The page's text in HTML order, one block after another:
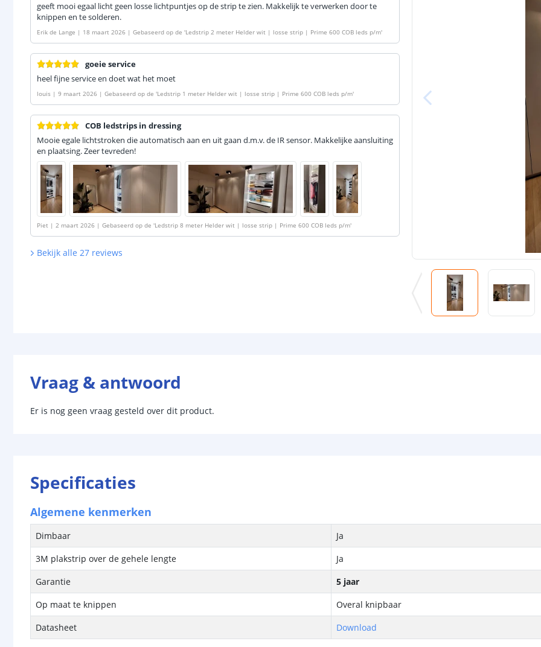
geeft mooi egaal licht geen losse lichtpuntjes op de strip te zien. Makkelijk te verwerken door te
knippen en te solderen.
Erik de Lange | 18 maart 2026 | Gebaseerd op de 'Ledstrip 2 meter Helder wit | losse strip | Prime 600 COB leds p/m'
goeie service
heel fijne service en doet wat het moet
louis | 9 maart 2026 | Gebaseerd op de 'Ledstrip 1 meter Helder wit | losse strip | Prime 600 COB leds p/m'
COB ledstrips in dressing
Mooie egale lichtstroken die automatisch aan en uit gaan d.m.v. de IR sensor. Makkelijke aansluiting
en plaatsing. Zeer tevreden!
Piet | 2 maart 2026 | Gebaseerd op de 'Ledstrip 8 meter Helder wit | losse strip | Prime 600 COB leds p/m'
Bekijk alle 27 reviews
Vraag & antwoord
Er is nog geen vraag gesteld over dit product.
Specificaties
Algemene kenmerken
Dimbaar
Ja
3M plakstrip over de gehele lengte
Ja
Garantie
5 jaar
Op maat te knippen
Overal knipbaar
Datasheet
Download